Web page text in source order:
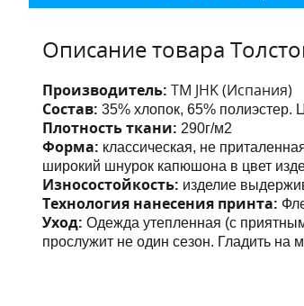
Описание товара
Производитель: ТМ JHK (Испания)
Состав: 35% хлопок, 65% полиэстер.
Плотность ткани: 290г/м2
Форма: классическая, не
широкий шнурок капюшона в цвет
Износостойкость: изделие
Технология нанесения принта:
Уход: Одежда утепленная (с
прослужит не один сезон. Гладить на